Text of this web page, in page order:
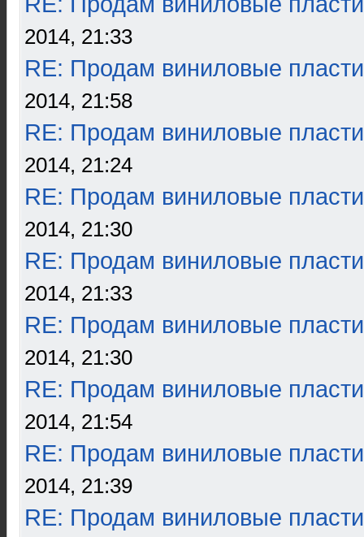
2014, 21:33
RE: Продам виниловые
2014, 21:58
RE: Продам виниловые
2014, 21:24
RE: Продам виниловые
2014, 21:30
RE: Продам виниловые
2014, 21:33
RE: Продам виниловые
2014, 21:30
RE: Продам виниловые
2014, 21:54
RE: Продам виниловые
2014, 21:39
RE: Продам виниловые